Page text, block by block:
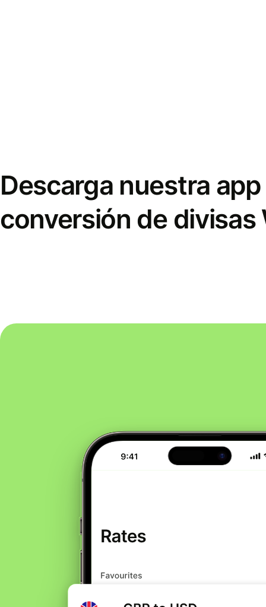
Descarga nuestra
conversión de divisas